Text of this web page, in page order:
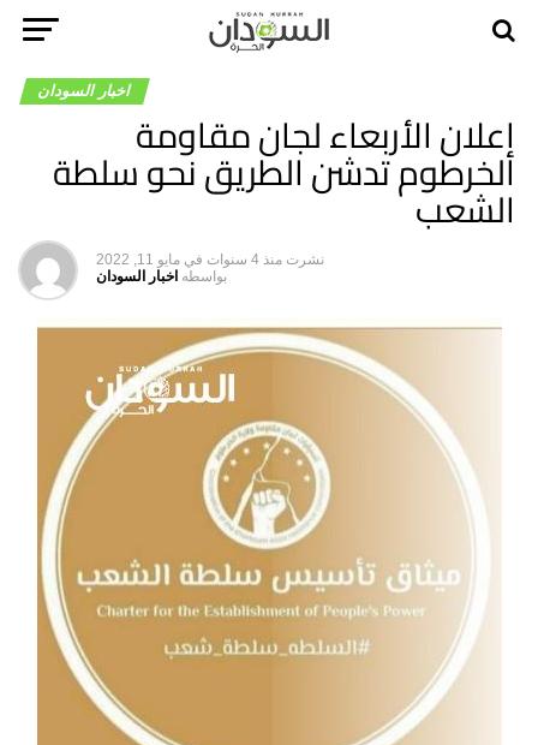
اخبار السودان
إعلان الأربعاء لجان مقاومة
الخرطوم تدشن الطريق نحو سلطة
الشعب
نشرت منذ 4 سنوات في مايو 11, 2022
بواسطه اخبار السودان